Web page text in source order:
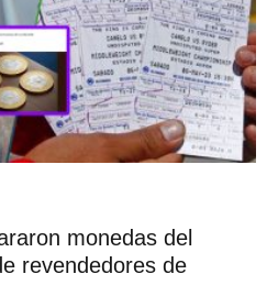
monedas del
revendedores de